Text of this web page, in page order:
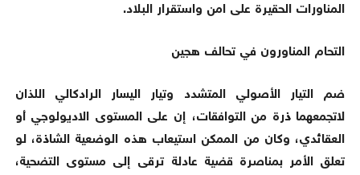
المناورات الحقيرة على امن واستقرار البلاد.
التحام المناورون في تحالف هجين
ضم التيار الأصولي المتشدد وتيار اليسار الرادكالي اللذان
لاتجمعهما ذرة من التوافقات، إن على المستوى الاديولوجي أو
العقائدي، وكان من الممكن استيعاب هذه الوضعية الشاذة، لو
تعلق الأمر بمناصرة قضية عادلة ترقى إلى مستوى التضحية،